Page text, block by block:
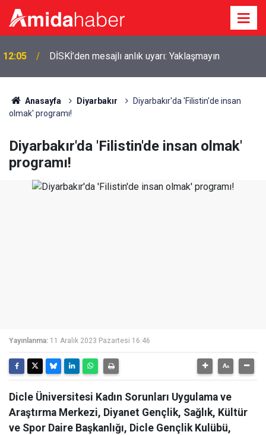
11:38 MGK öncesi Erdoğan ve Bahçeli görüşüyor
Anasayfa Diyarbakır
Diyarbakır'da 'Filistin'de insan
olmak' programı!
Diyarbakır'da 'Filistin'de insan olmak'
programı!
Yayınlanma: 11 Aralık 2023 Pazartesi 16:46
Dicle Üniversitesi Kadın Sorunları Uygulama ve
Araştırma Merkezi, Diyanet Gençlik, Sağlık, Kültür
ve Spor Daire Başkanlığı, Dicle Gençlik Kulübü,